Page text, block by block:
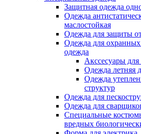
Защитная одежда
Одежда
маслостойкая
Одежда для защиты
Одежда для
одежда
Акссесуары
Одежда летняя
Одежда
структур
Одежда для
Одежда для
Специальные
вредных